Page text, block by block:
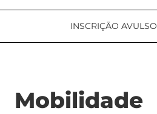
INSCRIÇÃO AVULSO
Mobilidade